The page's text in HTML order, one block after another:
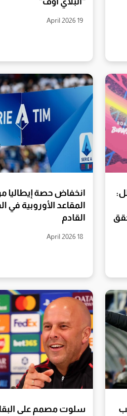
19 April 2026
انخفاض حصة إيطاليا
المقاعد الأوروبية في
القادم
18 April 2026
سلوت مصمم على